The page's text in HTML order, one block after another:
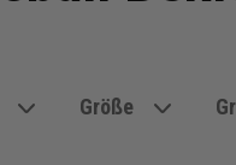
Größe